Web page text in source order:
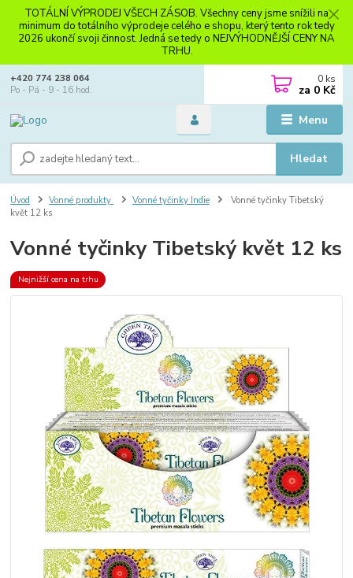
TOTÁLNÍ VÝPRODEJ VŠECH ZÁSOB. Všechny ceny jsme snížili na
minimum do totálního výprodeje celého e shopu, který tento rok tedy
2026 ukončí svoji činnost. Jedná se tedy o NEJVÝHODNĚJŠÍ CENY NA
TRHU.
Menu
Hledat
+420 774 238 064
Po - Pá - 9 - 16 hod.
0 ks
za 0 Kč
Úvod Vonné produkty Vonné tyčinky Indie
Vonné tyčinky Tibetský
květ 12 ks
Vonné tyčinky Tibetský květ 12 ks
Nejnižší cena na trhu